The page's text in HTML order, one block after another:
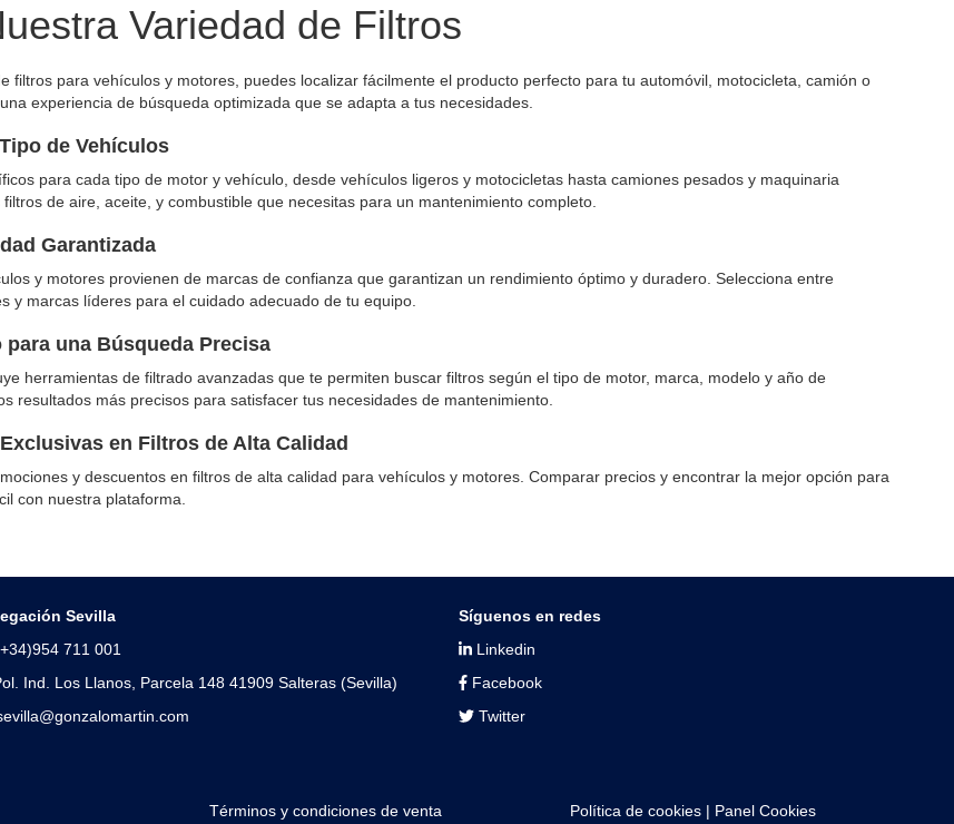
Variedad de Filtros
filtros para vehículos y motores, puedes localizar fácilmente el producto perfecto para tu automóvil, motocicleta, camión o
experiencia de búsqueda optimizada que se adapta a tus necesidades.
de Vehículos
para cada tipo de motor y vehículo, desde vehículos ligeros y motocicletas hasta camiones pesados y maquinaria
de aire, aceite, y combustible que necesitas para un mantenimiento completo.
Garantizada
y motores provienen de marcas de confianza que garantizan un rendimiento óptimo y duradero. Selecciona entre
y marcas líderes para el cuidado adecuado de tu equipo.
para una Búsqueda Precisa
herramientas de filtrado avanzadas que te permiten buscar filtros según el tipo de motor, marca, modelo y año de
resultados más precisos para satisfacer tus necesidades de mantenimiento.
en Filtros de Alta Calidad
y descuentos en filtros de alta calidad para vehículos y motores. Comparar precios y encontrar la mejor opción para
con nuestra plataforma.
Sevilla
711 001
Ind. Los Llanos, Parcela 148 41909 Salteras (Sevilla)
Síguenos en redes
Linkedin
Facebook
Twitter
Términos y condiciones de venta Política de cookies| Panel Cookies